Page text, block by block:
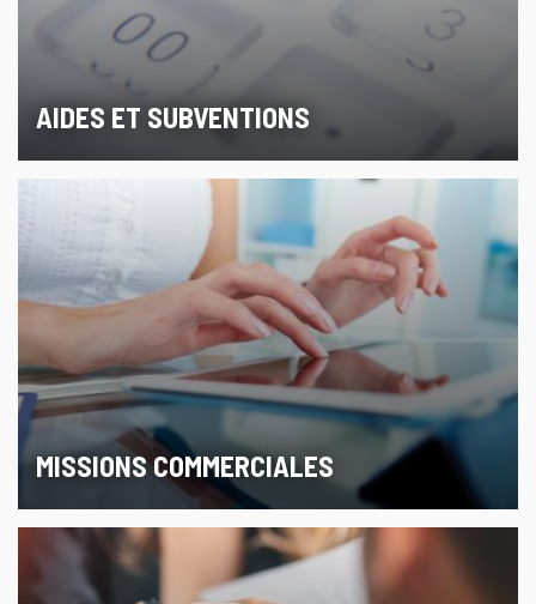
AIDES ET SUBVENTIONS
MISSIONS COMMERCIALES